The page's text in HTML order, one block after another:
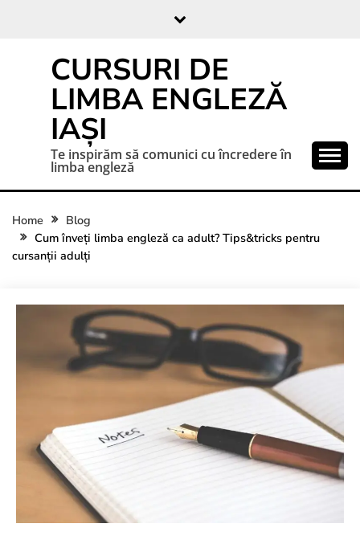
CURSURI DE
LIMBA ENGLEZĂ
IAȘI
Te inspirăm să comunici cu încredere în
limba engleză
Home
Blog
Cum înveți limba engleză ca adult? Tips&tricks pentru
cursanții adulți